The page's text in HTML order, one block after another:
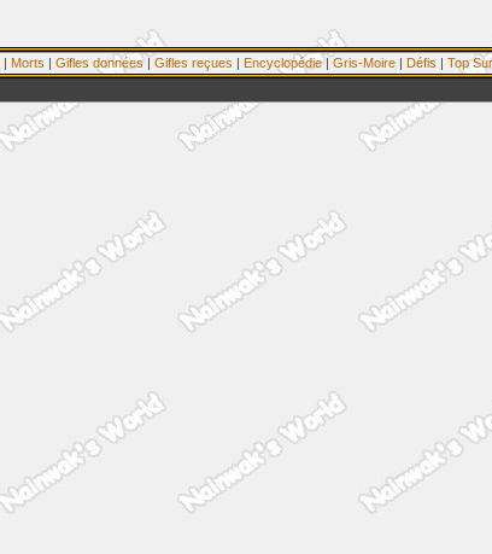
| Morts | Gifles données | Gifles reçues | Encyclopédie| Gris-Moire | Défis | Top